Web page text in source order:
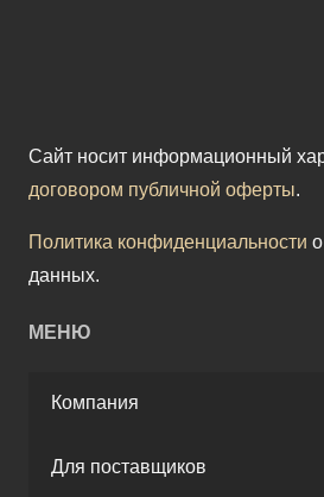
Сайт носит информационный
договором публичной оферты.
Политика конфиденциальности
данных.
МЕНЮ
Компания
Для поставщиков